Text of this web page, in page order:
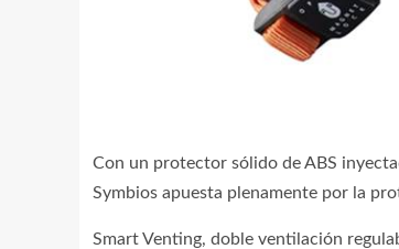
Con un protector sólido de ABS
Symbios apuesta plenamente por la
Smart Venting, doble ventilación